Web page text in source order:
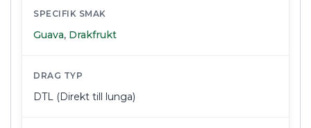
SPECIFIK SMAK
Guava, Drakfrukt
DRAG TYP
DTL (Direkt till lunga)